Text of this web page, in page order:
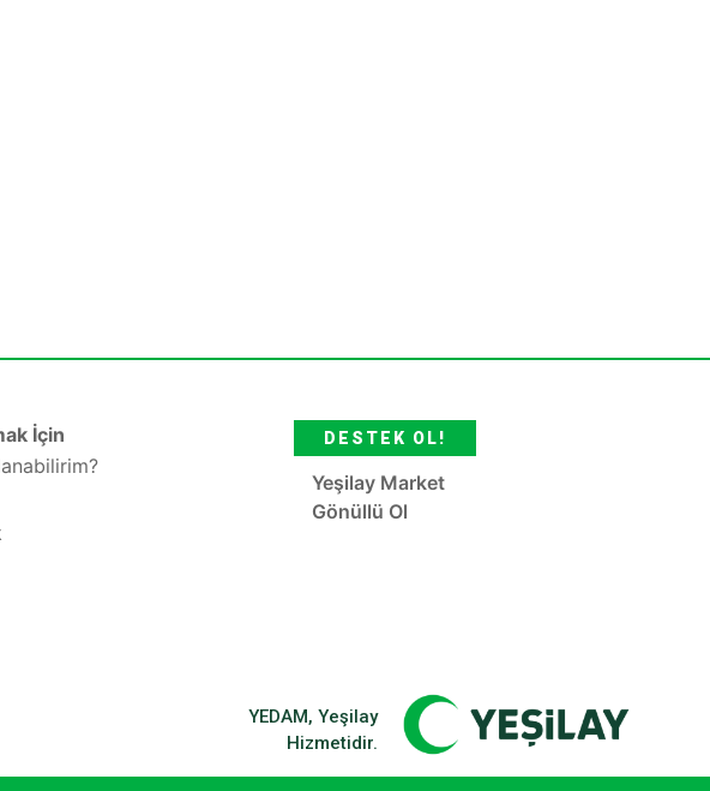
İçin
DESTEK OL!
Yeşilay Market
Gönüllü Ol
YEDAM, Yeşilay
Hizmetidir.